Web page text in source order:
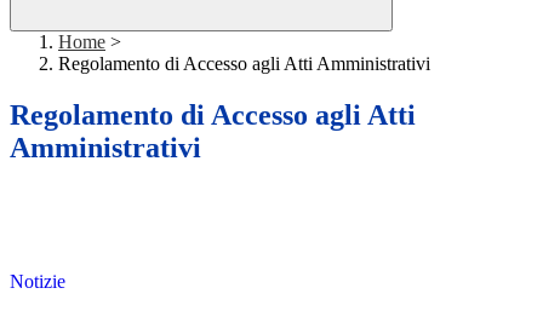
Home >
Regolamento di Accesso agli Atti Amministrativi
Regolamento di Accesso agli Atti
Amministrativi
Notizie